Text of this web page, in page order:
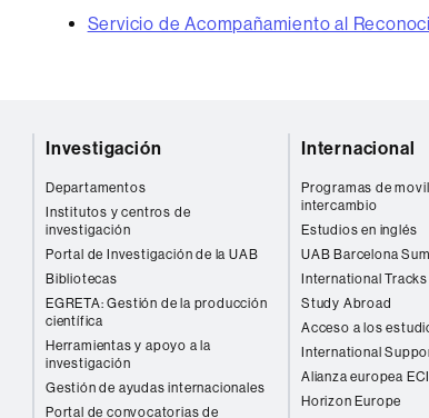
Servicio de Acompañamiento al
Investigación
Departamentos
Institutos y centros de
investigación
Portal de Investigación de la UAB
Bibliotecas
EGRETA: Gestión de la producción
científica
Herramientas y apoyo a la
investigación
Gestión de ayudas internacionales
Portal de convocatorias de
Internacional
Programas de
intercambio
Estudios en inglés
UAB Barcelona
International Tracks
Study Abroad
Acceso a los
International
Alianza europea
Horizon Europe